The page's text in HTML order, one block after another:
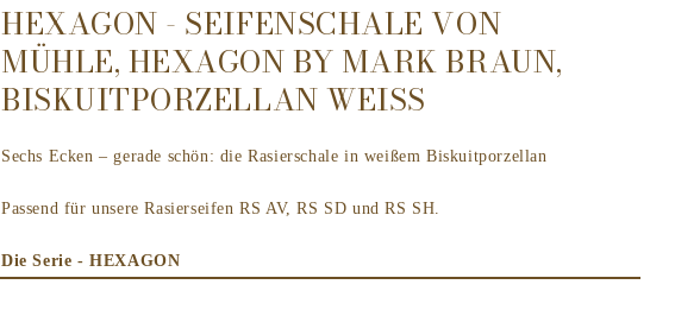
HEXAGON - SEIFENSCHALE VON
MÜHLE, HEXAGON BY MARK BRAUN,
BISKUITPORZELLAN WEISS
Sechs Ecken – gerade schön: die Rasierschale in weißem Biskuitporzellan
Passend für unsere Rasierseifen RS AV, RS SD und RS SH.
Die Serie - HEXAGON